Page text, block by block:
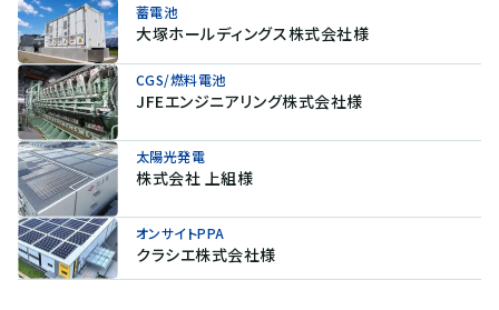
蓄電池
大塚ホールディングス株式会社様
CGS/燃料電池
JFEエンジニアリング株式会社様
太陽光発電
株式会社 上組様
オンサイトPPA
クラシエ株式会社様